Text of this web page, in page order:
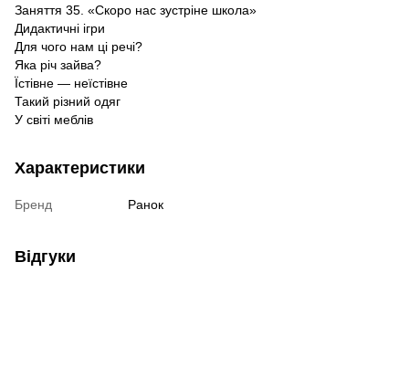
Заняття 35. «Скоро нас зустріне школа»
Дидактичні ігри
Для чого нам ці речі?
Яка річ зайва?
Їстівне — неїстівне
Такий різний одяг
У світі меблів
Характеристики
Бренд Ранок
Відгуки